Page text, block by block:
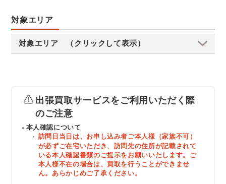
対象エリア
対象エリア （クリックして表示）
出張買取サービスをご利用いただく際
のご注意
本人確認について
訪問日当日は、お申し込み者ご本人様（家族不可）
が必ずご在宅いただき、訪問先の住所が記載されて
いる本人確認書類のご提示をお願いいたします。ご
本人様不在の場合は、買取を行うことができませ
ん。あらかじめご了承ください。